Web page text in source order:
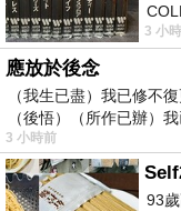
美國
3 小
應放於後念
（我生已盡）我已修不
（後悟）（所作已辦）
復
3 小時前
93